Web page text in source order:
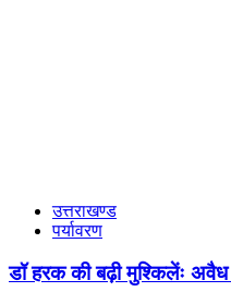
उत्तराखण्ड
पर्यावरण
डॉ हरक की बढ़ी मुश्किलेंः